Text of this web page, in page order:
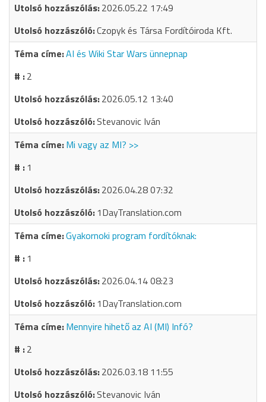
2026.05.22 17:49
Czopyk és Társa Fordítóiroda Kft.
AI és Wiki Star Wars ünnepnap
2
2026.05.12 13:40
Stevanovic Iván
Mi vagy az MI? >>
1
2026.04.28 07:32
1DayTranslation.com
Gyakornoki program fordítóknak:
1
2026.04.14 08:23
1DayTranslation.com
Mennyire hihető az AI (MI) Infó?
2
2026.03.18 11:55
Stevanovic Iván